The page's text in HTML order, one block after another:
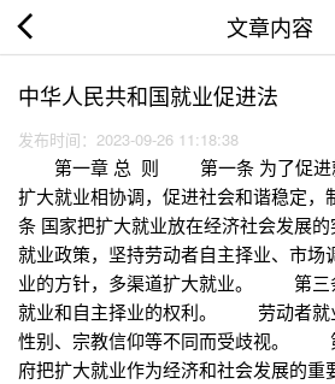
文章内容
中华人民共和国就业促进法
发布时间：2023-09-26 11:18:38
第一章 总 则 第一条 为了促进就
扩大就业相协调，促进社会和谐稳
条 国家把扩大就业放在经济社会发展
就业政策，坚持劳动者自主择业、市场
业的方针，多渠道扩大就业。 第三
就业和自主择业的权利。 劳动者就
性别、宗教信仰等不同而受歧视。
府把扩大就业作为经济和社会发展的重